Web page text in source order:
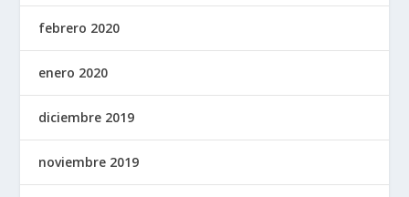
febrero 2020
enero 2020
diciembre 2019
noviembre 2019